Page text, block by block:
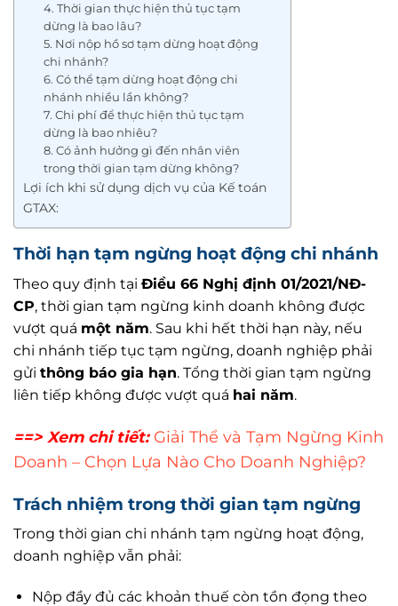
4. Thời gian thực hiện thủ tục tạm
dừng là bao lâu?
5. Nơi nộp hồ sơ tạm dừng hoạt động
chi nhánh?
6. Có thể tạm dừng hoạt động chi
nhánh nhiều lần không?
7. Chi phí để thực hiện thủ tục tạm
dừng là bao nhiêu?
8. Có ảnh hưởng gì đến nhân viên
trong thời gian tạm dừng không?
Lợi ích khi sử dụng dịch vụ của Kế toán
GTAX:
Thời hạn tạm ngừng hoạt động chi nhánh
Theo quy định tại Điều 66 Nghị định 01/2021/NĐ-
CP, thời gian tạm ngừng kinh doanh không được
vượt quá một năm. Sau khi hết thời hạn này, nếu
chi nhánh tiếp tục tạm ngừng, doanh nghiệp phải
gửi thông báo gia hạn. Tổng thời gian tạm ngừng
liên tiếp không được vượt quá hai năm.
==> Xem chi tiết: Giải Thể và Tạm Ngừng Kinh
Doanh – Chọn Lựa Nào Cho Doanh Nghiệp?
Trách nhiệm trong thời gian tạm ngừng
Trong thời gian chi nhánh tạm ngừng hoạt động,
doanh nghiệp vẫn phải:
Nộp đầy đủ các khoản thuế còn tồn đọng theo